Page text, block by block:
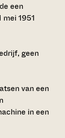
een
1951
geen
van een
in een